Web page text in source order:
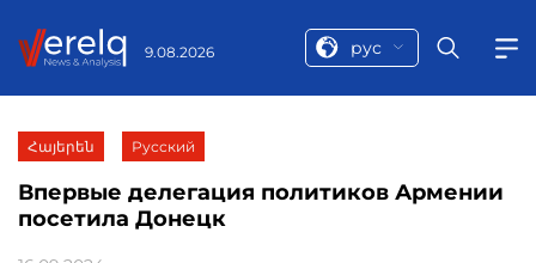
9.08.2026 рус
Հայերեն Русский
Впервые делегация политиков Армении
посетила Донецк